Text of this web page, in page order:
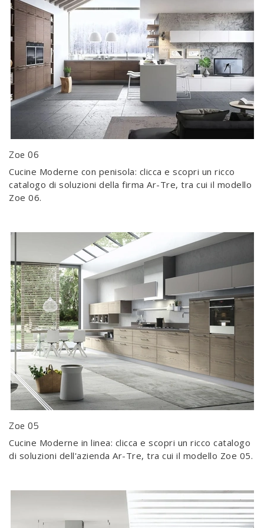
Zoe 06
Cucine Moderne con penisola: clicca e scopri un ricco
catalogo di soluzioni della firma Ar-Tre, tra cui il modello
Zoe 06.
Zoe 05
Cucine Moderne in linea: clicca e scopri un ricco catalogo
di soluzioni dell'azienda Ar-Tre, tra cui il modello Zoe 05.